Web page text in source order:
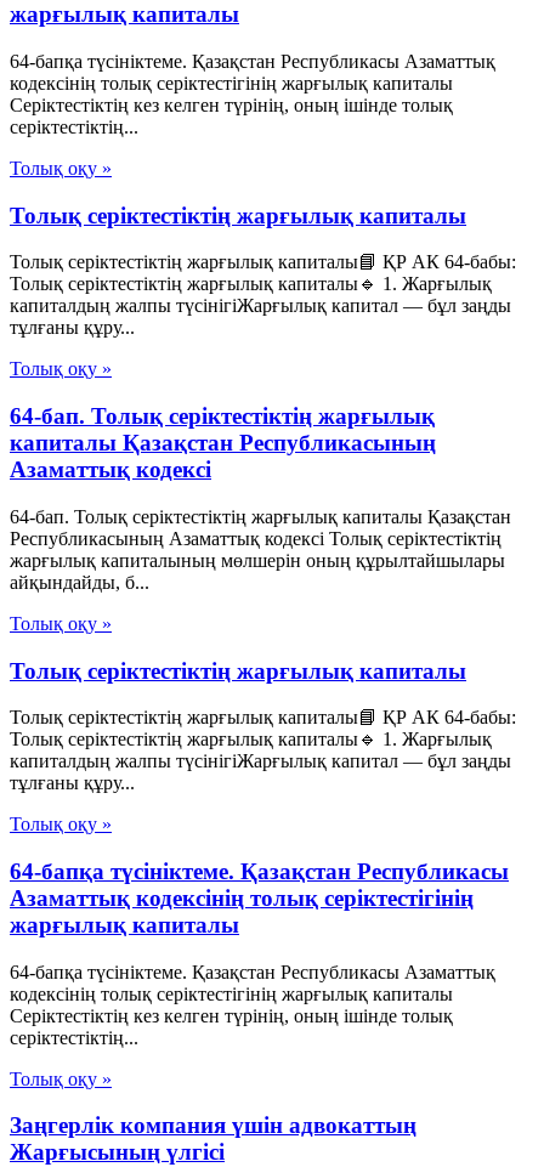
жарғылық капиталы
64-бапқа түсініктеме. Қазақстан Республикасы Азаматтық
кодексінің толық серіктестігінің жарғылық капиталы
Серіктестіктің кез келген түрінің, оның ішінде толық
серіктестіктің...
Толық оқу »
Толық серіктестіктің жарғылық капиталы
Толық серіктестіктің жарғылық капиталы📘 ҚР АК 64-бабы:
Толық серіктестіктің жарғылық капиталы🔹 1. Жарғылық
капиталдың жалпы түсінігіЖарғылық капитал — бұл заңды
тұлғаны құру...
Толық оқу »
64-бап. Толық серiктестiктiң жарғылық
капиталы Қазақстан Республикасының
Азаматтық кодексi
64-бап. Толық серiктестiктiң жарғылық капиталы Қазақстан
Республикасының Азаматтық кодексi Толық серiктестiктiң
жарғылық капиталының мөлшерiн оның құрылтайшылары
айқындайды, б...
Толық оқу »
Толық серіктестіктің жарғылық капиталы
Толық серіктестіктің жарғылық капиталы📘 ҚР АК 64-бабы:
Толық серіктестіктің жарғылық капиталы🔹 1. Жарғылық
капиталдың жалпы түсінігіЖарғылық капитал — бұл заңды
тұлғаны құру...
Толық оқу »
64-бапқа түсініктеме. Қазақстан Республикасы
Азаматтық кодексінің толық серіктестігінің
жарғылық капиталы
64-бапқа түсініктеме. Қазақстан Республикасы Азаматтық
кодексінің толық серіктестігінің жарғылық капиталы
Серіктестіктің кез келген түрінің, оның ішінде толық
серіктестіктің...
Толық оқу »
Заңгерлік компания үшін адвокаттың
Жарғысының үлгісі